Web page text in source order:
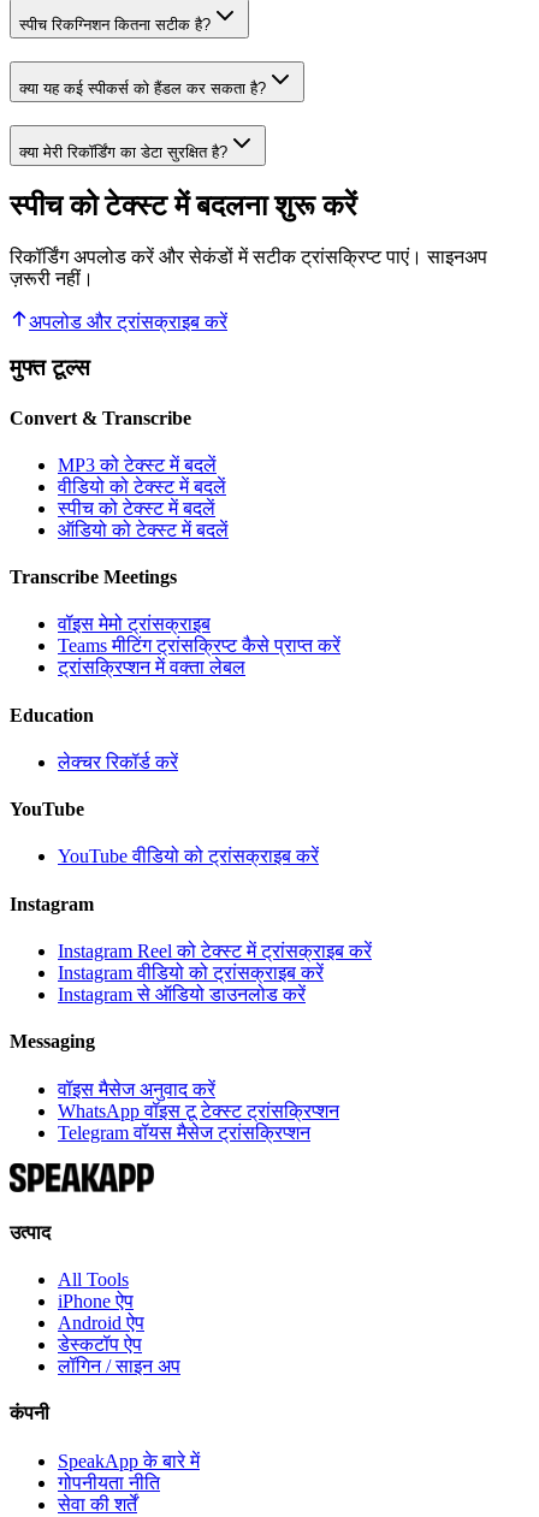
स्पीच रिकग्निशन कितना सटीक है?
क्या यह कई स्पीकर्स को हैंडल कर सकता है?
क्या मेरी रिकॉर्डिंग का डेटा सुरक्षित है?
स्पीच को टेक्स्ट में बदलना शुरू करें
रिकॉर्डिंग अपलोड करें और सेकंडों में सटीक ट्रांसक्रिप्ट पाएं। साइनअप
ज़रूरी नहीं।
अपलोड और ट्रांसक्राइब करें
मुफ्त टूल्स
Convert & Transcribe
MP3 को टेक्स्ट में बदलें
वीडियो को टेक्स्ट में बदलें
स्पीच को टेक्स्ट में बदलें
ऑडियो को टेक्स्ट में बदलें
Transcribe Meetings
वॉइस मेमो ट्रांसक्राइब
Teams मीटिंग ट्रांसक्रिप्ट कैसे प्राप्त करें
ट्रांसक्रिप्शन में वक्ता लेबल
Education
लेक्चर रिकॉर्ड करें
YouTube
YouTube वीडियो को ट्रांसक्राइब करें
Instagram
Instagram Reel को टेक्स्ट में ट्रांसक्राइब करें
Instagram वीडियो को ट्रांसक्राइब करें
Instagram से ऑडियो डाउनलोड करें
Messaging
वॉइस मैसेज अनुवाद करें
WhatsApp वॉइस टू टेक्स्ट ट्रांसक्रिप्शन
Telegram वॉयस मैसेज ट्रांसक्रिप्शन
उत्पाद
All Tools
iPhone ऐप
Android ऐप
डेस्कटॉप ऐप
लॉगिन / साइन अप
कंपनी
SpeakApp के बारे में
गोपनीयता नीति
सेवा की शर्तें